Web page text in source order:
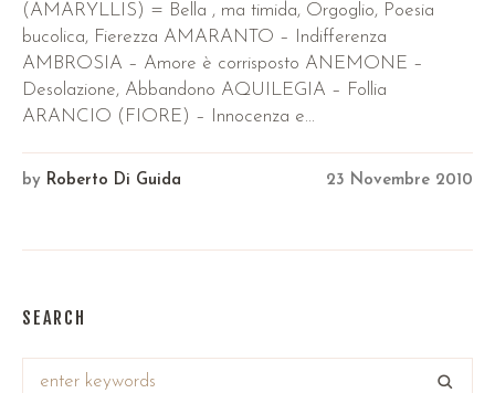
(AMARYLLIS) = Bella , ma timida, Orgoglio, Poesia
bucolica, Fierezza AMARANTO – Indifferenza
AMBROSIA – Amore è corrisposto ANEMONE –
Desolazione, Abbandono AQUILEGIA – Follia
ARANCIO (FIORE) – Innocenza e...
23 Novembre 2010
by Roberto Di Guida
SEARCH